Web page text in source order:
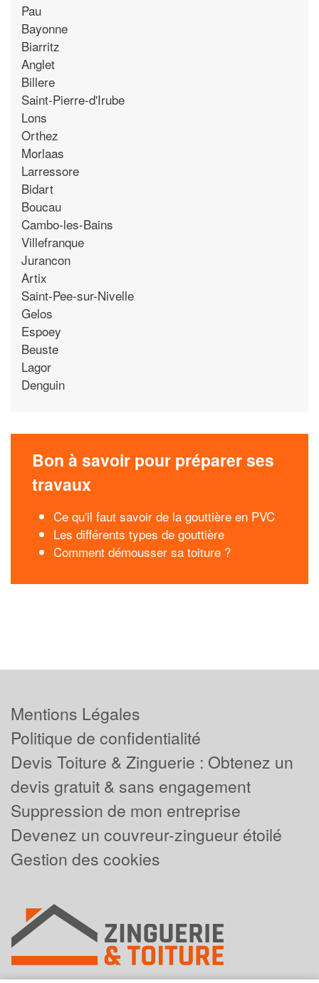
Pau
Bayonne
Biarritz
Anglet
Billere
Saint-Pierre-d'Irube
Lons
Orthez
Morlaas
Larressore
Bidart
Boucau
Cambo-les-Bains
Villefranque
Jurancon
Artix
Saint-Pee-sur-Nivelle
Gelos
Espoey
Beuste
Lagor
Denguin
Bon à savoir pour préparer ses
travaux
Ce qu'il faut savoir de la gouttière en PVC
Les différents types de gouttière
Comment démousser sa toiture ?
Mentions Légales
Politique de confidentialité
Devis Toiture & Zinguerie : Obtenez un
devis gratuit & sans engagement
Suppression de mon entreprise
Devenez un couvreur-zingueur étoilé
Gestion des cookies